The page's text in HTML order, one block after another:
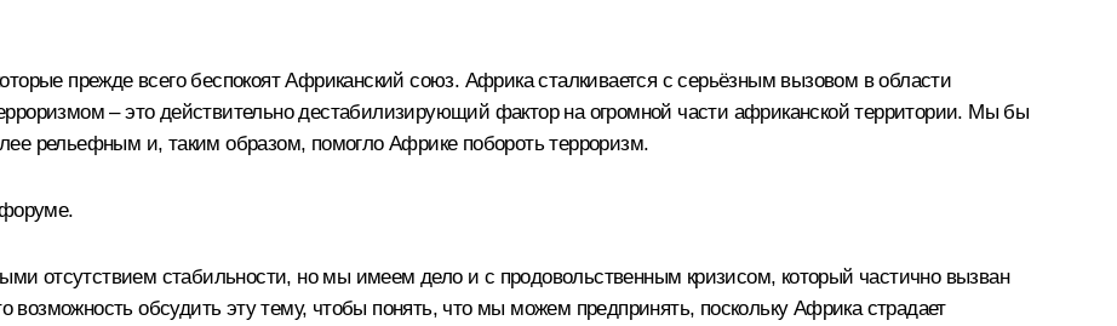
прежде всего беспокоят Африканский союз. Африка сталкивается с серьёзным вызовом в области
– это действительно дестабилизирующий фактор на огромной части африканской территории. Мы бы
рельефным и, таким образом, помогло Африке побороть терроризм.
отсутствием стабильности, но мы имеем дело и с продовольственным кризисом, который частично вызван
обсудить эту тему, чтобы понять, что мы можем предпринять, поскольку Африка страдает